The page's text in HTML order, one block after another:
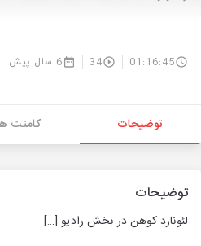
01:16:45
34 6 سال پیش
توضیحات کامنت
توضیحات
لئونارد کوهن در بخش رادیو[…]